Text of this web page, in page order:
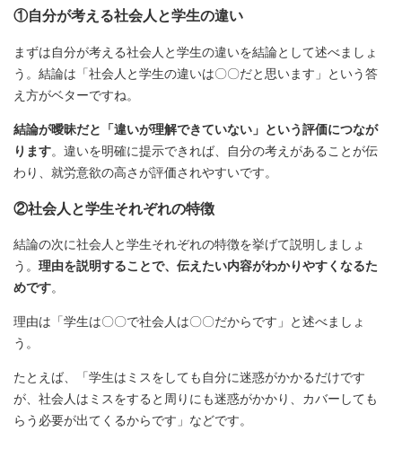
①自分が考える社会人と学生の違い
まずは自分が考える社会人と学生の違いを結論として述べましょ
う。結論は「社会人と学生の違いは〇〇だと思います」という答
え方がベターですね。
結論が曖昧だと「違いが理解できていない」という評価につなが
ります。違いを明確に提示できれば、自分の考えがあることが伝
わり、就労意欲の高さが評価されやすいです。
②社会人と学生それぞれの特徴
結論の次に社会人と学生それぞれの特徴を挙げて説明しましょ
う。 理由を説明することで、伝えたい内容がわかりやすくなるた
めです。
理由は「学生は〇〇で社会人は〇〇だからです」と述べましょ
う。
たとえば、「学生はミスをしても自分に迷惑がかかるだけです
が、社会人はミスをすると周りにも迷惑がかかり、カバーしても
らう必要が出てくるからです」などです。